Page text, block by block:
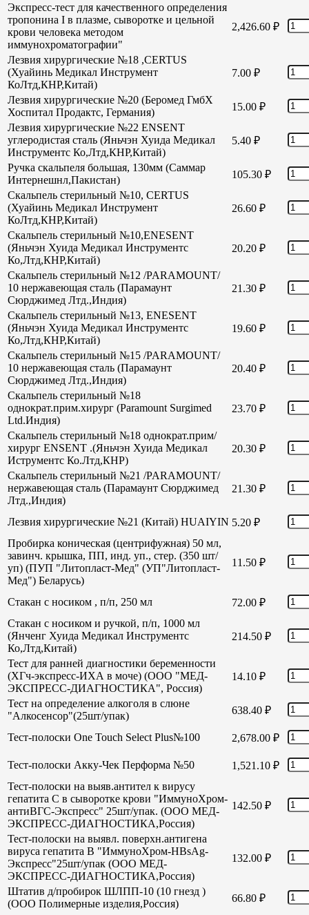
Экспресс-тест для качественного определения
тропонина I в плазме, сыворотке и цельной
крови человека методом
иммунохроматографии"
2,426.60 ₽
Лезвия хирургические №18 ,CERTUS
(Хуайинь Медикал Инструмент
КоЛтд,КНР,Китай)
7.00 ₽
Лезвия хирургические №20 (Беромед ГмбХ
Хоспитал Продактс, Германия)
15.00 ₽
Лезвия хирургические №22 ENSENT
углеродистая сталь (Яньчэн Хуида Медикал
Инструментс Ко,Лтд,КНР,Китай)
5.40 ₽
Ручка скальпеля большая, 130мм (Саммар
Интернешнл,Пакистан)
105.30 ₽
Скальпель стерильный №10, CERTUS
(Хуайинь Медикал Инструмент
КоЛтд,КНР,Китай)
26.60 ₽
Скальпель стерильный №10,ENESENT
(Яньчэн Хуида Медикал Инструментс
Ко,Лтд,КНР,Китай)
20.20 ₽
Скальпель стерильный №12 /PARAMOUNT/
10 нержавеющая сталь (Парамаунт
Сюрджимед Лтд.,Индия)
21.30 ₽
Скальпель стерильный №13, ENESENT
(Яньчэн Хуида Медикал Инструментс
Ко,Лтд,КНР,Китай)
19.60 ₽
Скальпель стерильный №15 /PARAMOUNT/
10 нержавеющая сталь (Парамаунт
Сюрджимед Лтд.,Индия)
20.40 ₽
Скальпель стерильный №18
однократ.прим.хирург (Paramount Surgimed
Ltd.Индия)
23.70 ₽
Скальпель стерильный №18 однократ.прим/
хирург ENSENT .(Яньчэн Хуида Медикал
Иструментс Ко.Лтд,КНР)
20.30 ₽
Скальпель стерильный №21 /PARAMOUNT/
нержавеющая сталь (Парамаунт Сюрджимед
Лтд.,Индия)
21.30 ₽
Лезвия хирургические №21 (Китай) HUAIYIN 5.20 ₽
Пробирка коническая (центрифужная) 50 мл,
завинч. крышка, ПП, инд. уп., стер. (350 шт/
уп) (ПУП "Литопласт-Мед" (УП"Литопласт-
Мед") Беларусь)
11.50 ₽
Стакан с носиком , п/п, 250 мл 72.00 ₽
Стакан с носиком и ручкой, п/п, 1000 мл
(Янченг Хуида Медикал Инструментс
Ко,Лтд,Китай)
214.50 ₽
Тест для ранней диагностики беременности
(ХГч-экспресс-ИХА в моче) (ООО "МЕД-
ЭКСПРЕСС-ДИАГНОСТИКА", Россия)
14.10 ₽
Тест на определение алкоголя в слюне
"Алкосенсор"(25шт/упак)
638.40 ₽
Тест-полоски One Touch Select Plus№100 2,678.00 ₽
Тест-полоски Акку-Чек Перформа №50 1,521.10 ₽
Тест-полоски на выяв.антител к вирусу
гепатита С в сыворотке крови "ИммуноХром-
антиВГС-Экспресс" 25шт/упак. (ООО МЕД-
ЭКСПРЕСС-ДИАГНОСТИКА,Россия)
142.50 ₽
Тест-полоски на выявл. поверхн.антигена
вируса гепатита В "ИммуноХром-HBsAg-
Экспресс"25шт/упак (ООО МЕД-
ЭКСПРЕСС-ДИАГНОСТИКА,Россия)
132.00 ₽
Штатив д/пробирок ШЛПП-10 (10 гнезд )
(ООО Полимерные изделия,Россия)
66.80 ₽